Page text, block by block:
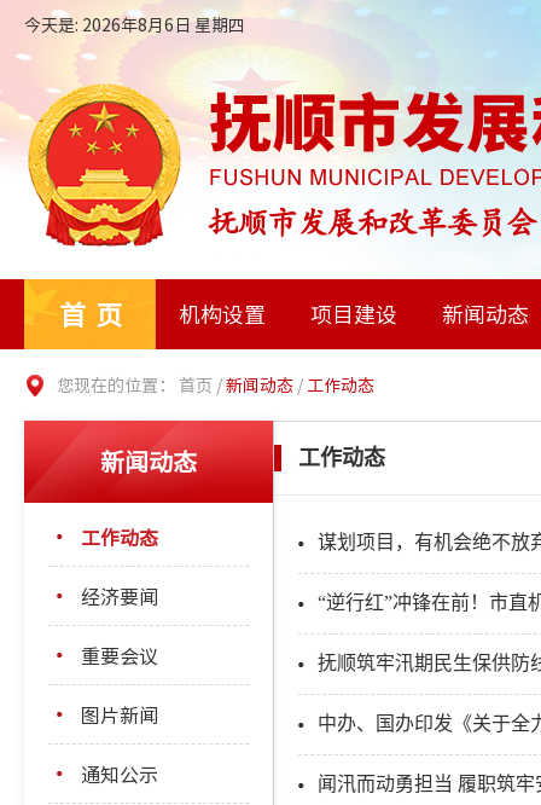
今天是: 2026年8月6日 星期四
首页 机构设置 项目建设 新闻动态
您现在的位置： 首页 /新闻动态 / 工作动态
新闻动态
工作动态
经济要闻
重要会议
图片新闻
通知公示
工作动态
谋划项目，有机会绝不放
“逆行红”冲锋在前！市直
抚顺筑牢汛期民生保供防
中办、国办印发《关于全
闻汛而动勇担当 履职筑牢